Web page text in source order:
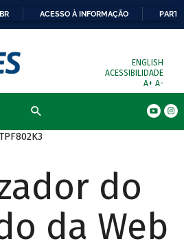
ACESSO À INFORMAÇÃO
ENGLISH
ACESSIBILIDADE
A+ A-
do
da Web